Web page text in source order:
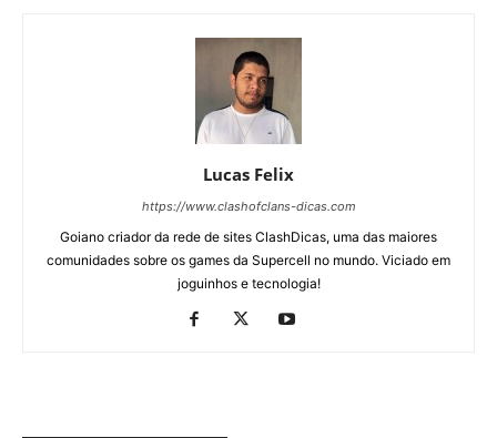
Lucas Felix
https://www.clashofclans-dicas.com
Goiano criador da rede de sites ClashDicas, uma das maiores
comunidades sobre os games da Supercell no mundo. Viciado em
joguinhos e tecnologia!